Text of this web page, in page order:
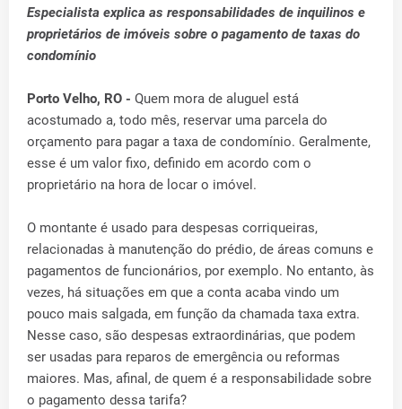
Especialista explica as responsabilidades de inquilinos e
proprietários de imóveis sobre o pagamento de taxas do
condomínio
Porto Velho, RO - Quem mora de aluguel está
acostumado a, todo mês, reservar uma parcela do
orçamento para pagar a taxa de condomínio. Geralmente,
esse é um valor fixo, definido em acordo com o
proprietário na hora de locar o imóvel.
O montante é usado para despesas corriqueiras,
relacionadas à manutenção do prédio, de áreas comuns e
pagamentos de funcionários, por exemplo. No entanto, às
vezes, há situações em que a conta acaba vindo um
pouco mais salgada, em função da chamada taxa extra.
Nesse caso, são despesas extraordinárias, que podem
ser usadas para reparos de emergência ou reformas
maiores. Mas, afinal, de quem é a responsabilidade sobre
o pagamento dessa tarifa?